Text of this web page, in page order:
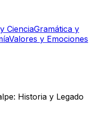
CienciaGramática y
Valores y Emociones
Historia y Legado